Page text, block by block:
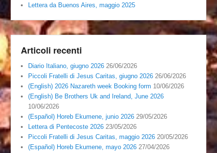
Lettera da Buenos Aires, maggio 2025
Articoli recenti
Diario Italiano, giugno 2026 26/06/2026
Piccoli Fratelli di Jesus Caritas, giugno 2026 26/06/2026
(English) 2026 Nazareth week Booking form 10/06/2026
(English) Be Brothers Uk and Ireland, June 2026
10/06/2026
(Español) Horeb Ekumene, junio 2026 29/05/2026
Lettera di Pentecoste 2026 23/05/2026
Piccoli Fratelli di Jesus Caritas, maggio 2026 20/05/2026
(Español) Horeb Ekumene, mayo 2026 27/04/2026